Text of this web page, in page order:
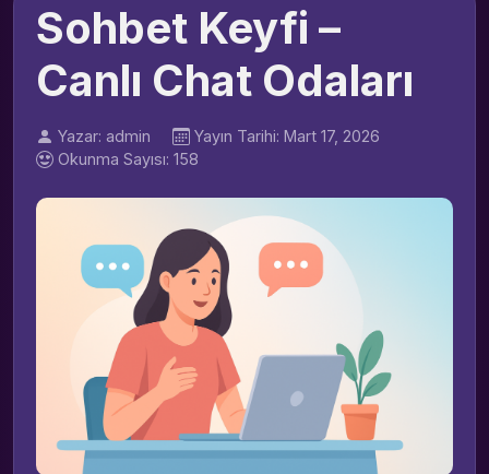
Sohbet Keyfi –
Canlı Chat Odaları
Yazar: admin
Yayın Tarihi: Mart 17, 2026
Okunma Sayısı: 158